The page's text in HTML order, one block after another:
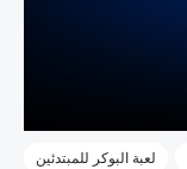
لعبة البوكر للمبتدئين